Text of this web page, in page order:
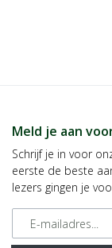
Meld je aan
Schrijf je in voor
eerste de beste
lezers gingen je
E-mailadres